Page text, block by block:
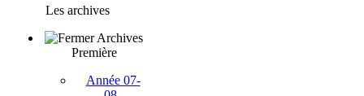
Les archives
Archives
Première
Année 07-